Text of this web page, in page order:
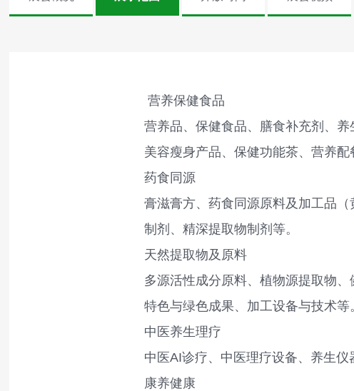
营养保健食品
营养品、保健食品、膳食补充剂、
美容瘦身产品、保健功能茶、营养配
药食同源
膏滋膏方、药食同源原料及加工品
制剂、精深提取物制剂等。
天然提取物及原料
多源活性成分原料、植物源提取物
特色与绿色成果、加工设备与技术等
中医养生理疗
中医AI诊疗、中医理疗设备、养生
康养健康